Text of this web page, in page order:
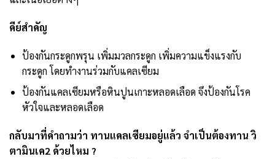
คีย์สำคัญ
ป้องกันกระดูกพรุน เพิ่มมวลกระดูก เพิ่มความแข็งแรงกับ
กระดูก โดยทำงานร่วมกับแคลเซียม
ป้องกันแคลเซียมหรือหินปูนเกาะหลอดเลือด จึงป้องกันโรค
หัวใจและหลอดเลือด
กลับมาที่คำถามว่า ทานแคลเซียมอยู่แล้ว จำเป็นต้องทาน วิ
ตามินเค2 ด้วยไหม ?